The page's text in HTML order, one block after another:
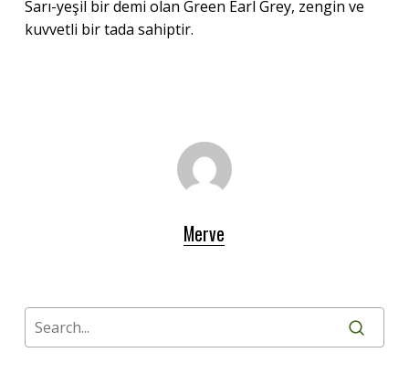
Sarı-yeşil bir demi olan Green Earl Grey, zengin ve
kuvvetli bir tada sahiptir.
Merve